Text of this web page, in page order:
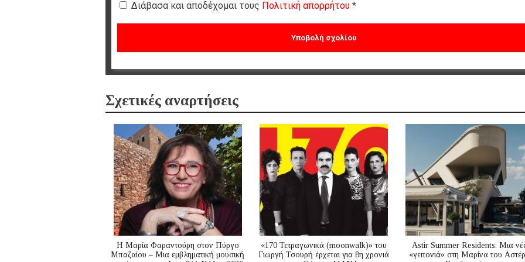
Διάβασα και αποδέχομαι τους Πολιτική απορρήτου *
Σχετικές αναρτήσεις
Η Μαρία Φαραντούρη στον Πύργο
Μπαζαίου – Μια εμβληματική μουσική
«170 Τετραγωνικά (moonwalk)» του
Γιωργή Τσουρή έρχεται για 8η χρονιά
Astir Summer Residents: Μια
«γειτονιά» στη Μαρίνα του